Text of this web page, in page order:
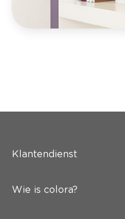
Klantendienst
Wie is colora?